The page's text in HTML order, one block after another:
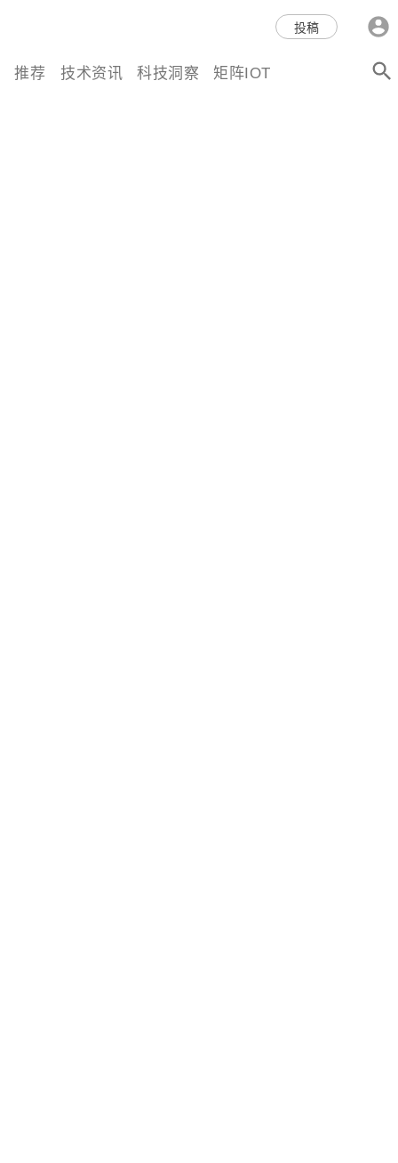
科技互联网,科技,资讯,动态,洞
察,量子,计算,AI,人工智能,机器
投稿
推荐 技术资讯 科技洞察 矩阵IOT